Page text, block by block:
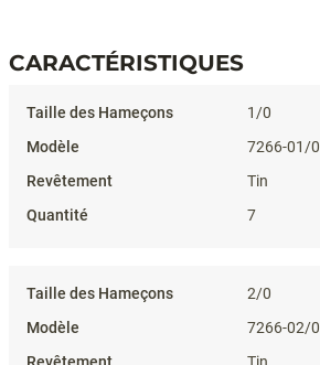
CARACTÉRISTIQUES
1/0
7266-01/0
Tin
7
2/0
7266-02/0
Tin